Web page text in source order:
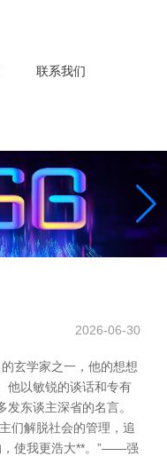
联系我们
2026-06-30
玄学家之一，他的想想
他以敏锐的谈话和专有
东谈主深省的名言。
们解脱社会的管理，追
，使我更浩大**。”——强